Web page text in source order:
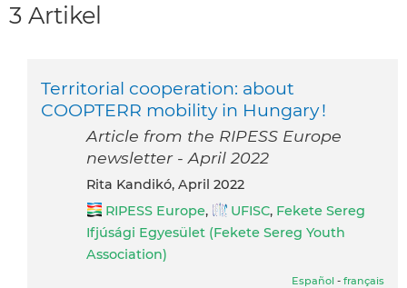
3 Artikel
Territorial cooperation: about
COOPTERR mobility in Hungary !
Article from the RIPESS Europe
newsletter - April 2022
Rita Kandikó, April 2022
RIPESS Europe, UFISC, Fekete Sereg
Ifjúsági Egyesület (Fekete Sereg Youth
Association)
Español - français